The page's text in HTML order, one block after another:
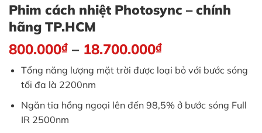
Phim cách nhiệt Photosync – chính
hãng TP.HCM
800.000₫ – 18.700.000₫
Tổng năng lượng mặt trời được loại bỏ với bước sóng
tối đa là 2200nm
Ngăn tia hồng ngoại lên đến 98,5% ở bước sóng Full
IR 2500nm